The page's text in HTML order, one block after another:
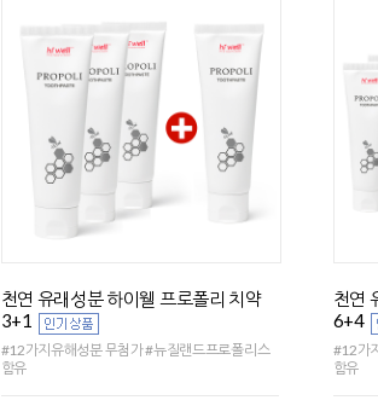
천연 유래성분 하이웰 프로폴리 치약
3+1
#12가지유해성분 무첨가 #뉴질랜드프로폴리스
함유
천연
6+4
#12가
함유